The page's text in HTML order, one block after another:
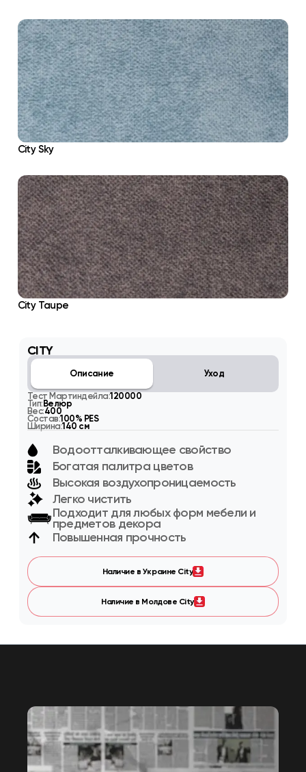
City Sky
City Taupe
CITY
Описание Уход
Тест Мартиндейла:120000
Тип:Велюр
Вес:400
Состав:100% PES
Ширина:140 см
Водоотталкивающее свойство
Богатая палитра цветов
Высокая воздухопроницаемость
Легко чистить
Подходит для любых форм мебели и
предметов декора
Повышенная прочность
Наличие в Украине City
Наличие в Молдове City